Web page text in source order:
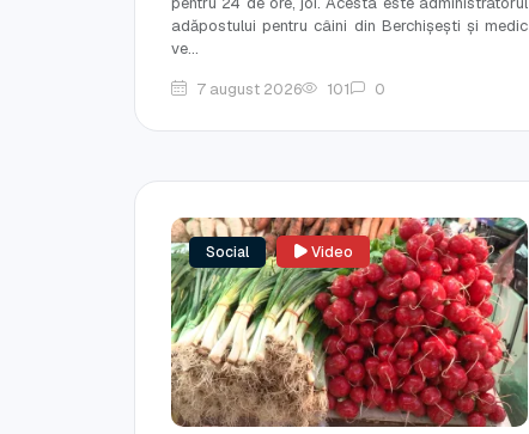
adăpostului pentru câini din Berchișești și medic
ve...
7 august 2026
101 0
Social Video